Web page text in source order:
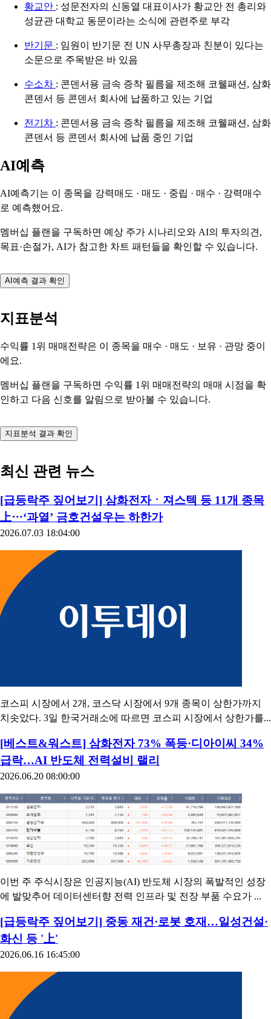
황교안 : 성문전자의 신동열 대표이사가 황교안 전 총리와
성균관 대학교 동문이라는 소식에 관련주로 부각
반기문 : 임원이 반기문 전 UN 사무총장과 친분이 있다는
소문으로 주목받은 바 있음
수소차 : 콘덴서용 금속 증착 필름을 제조해 코웰패션, 삼화
콘덴서 등 콘덴서 회사에 납품하고 있는 기업
전기차 : 콘덴서용 금속 증착 필름을 제조해 코웰패션, 삼화
콘덴서 등 콘덴서 회사에 납품 중인 기업
AI예측
AI예측기는 이 종목을 강력매도 · 매도 · 중립 · 매수 · 강력매수
로 예측했어요.
멤버십 플랜을 구독하면 예상 주가 시나리오와 AI의 투자의견,
목표·손절가, AI가 참고한 차트 패턴들을 확인할 수 있습니다.
AI예측 결과 확인
지표분석
수익률 1위 매매전략은 이 종목을 매수 · 매도 · 보유 · 관망 중이
에요.
멤버십 플랜을 구독하면 수익률 1위 매매전략의 매매 시점을 확
인하고 다음 신호를 알림으로 받아볼 수 있습니다.
지표분석 결과 확인
최신 관련 뉴스
[급등락주 짚어보기] 삼화전자ㆍ져스텍 등 11개 종목
上⋯‘과열’ 금호건설우는 하한가
2026.07.03 18:04:00
코스피 시장에서 2개, 코스닥 시장에서 9개 종목이 상한가까지
치솟았다. 3일 한국거래소에 따르면 코스피 시장에서 상한가를...
[베스트&워스트] 삼화전자 73% 폭등·디아이씨 34%
급락…AI 반도체 전력설비 랠리
2026.06.20 08:00:00
이번 주 주식시장은 인공지능(AI) 반도체 시장의 폭발적인 성장
에 발맞추어 데이터센터향 전력 인프라 및 전장 부품 수요가 ...
[급등락주 짚어보기] 중동 재건·로봇 호재…일성건설·
화신 등 '上'
2026.06.16 16:45:00